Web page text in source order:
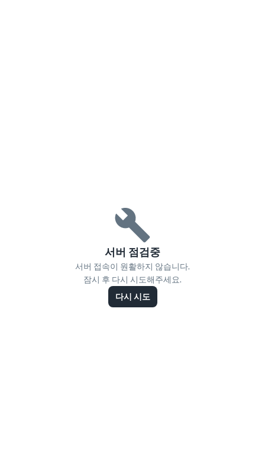
서버 점검중
서버 접속이 원활하지 않습니다.
잠시 후 다시 시도해주세요.
다시 시도